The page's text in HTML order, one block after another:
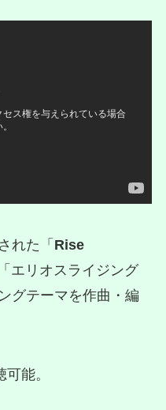
れた「 Rise
エリオスライジング
グテーマを作曲・編
能。